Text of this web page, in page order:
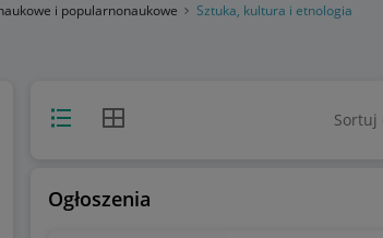
i popularnonaukowe Sztuka, kultura i etnologia
Widok listyWidok siatki Sortuj
Ogłoszenia